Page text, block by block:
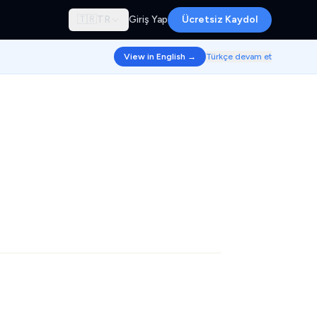
🇹🇷 TR Giriş Yap Ücretsiz Kaydol
View in English → Türkçe devam et